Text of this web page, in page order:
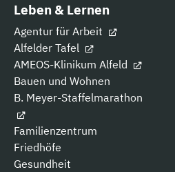
Leben & Lernen
Agentur für Arbeit
Alfelder Tafel
AMEOS-Klinikum Alfeld
Bauen und Wohnen
B. Meyer-Staffelmarathon
Familienzentrum
Friedhöfe
Gesundheit